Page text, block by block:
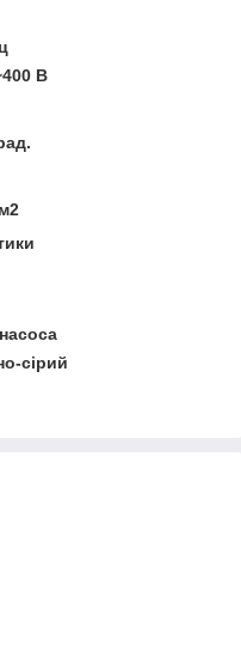
В
сірий